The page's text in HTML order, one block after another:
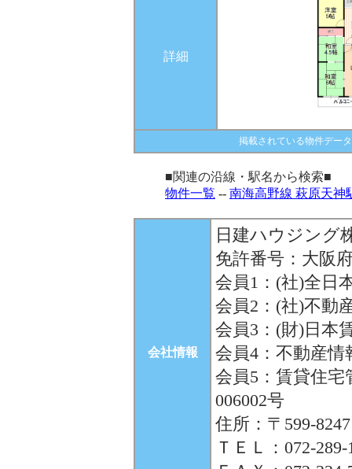
詳細
掲載されている物件デー
■関連の沿線・駅名から検索■
物件一覧 -- 南海高野線 萩原天神
会社情報
日建ハウジング
免許番号：大阪
会員1：(社)全日
会員2：(社)不動
会員3：(財)日本
会員4：不動産
会員5：賃貸住
006002号
住所：〒599-
ＴＥＬ：072-289-